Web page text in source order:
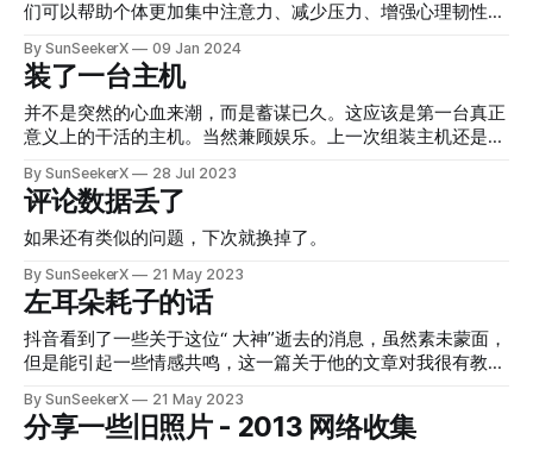
们可以帮助个体更加集中注意力、减少压力、增强心理韧性并
指导。
By SunSeekerX 09 Jan 2024
装了一台主机
并不是突然的心血来潮，而是蓄谋已久。这应该是第一台真正
意义上的干活的主机。当然兼顾娱乐。上一次组装主机还是在
By SunSeekerX 28 Jul 2023
评论数据丢了
如果还有类似的问题，下次就换掉了。
By SunSeekerX 21 May 2023
左耳朵耗子的话
抖音看到了一些关于这位“ 大神”逝去的消息，虽然素未蒙面，
但是能引起一些情感共鸣，这一篇关于他的文章对我很有教育
By SunSeekerX 21 May 2023
分享一些旧照片 - 2013 网络收集